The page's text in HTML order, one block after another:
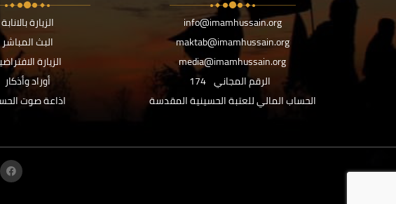
info@imamhussain.org
maktab@imamhussain.org
media@imamhussain.org
الرقم المجاني 174
الحساب المالي للعتبة الحسينية المقدسة
الزيارة بالانابة
البث المباشر
الزيارة
أوراد وأذكار
اذاعة صوت